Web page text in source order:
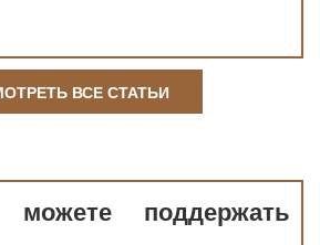
ВСЕ СТАТЬИ
поддержать